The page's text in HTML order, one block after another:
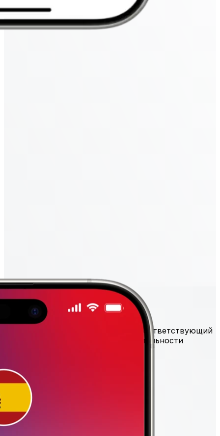
Шаг 2
2. Выберите подходящий тариф
Просто выберите лучший тариф, соответствующий
вашему направлению и продолжительности
Посмотреть все направления